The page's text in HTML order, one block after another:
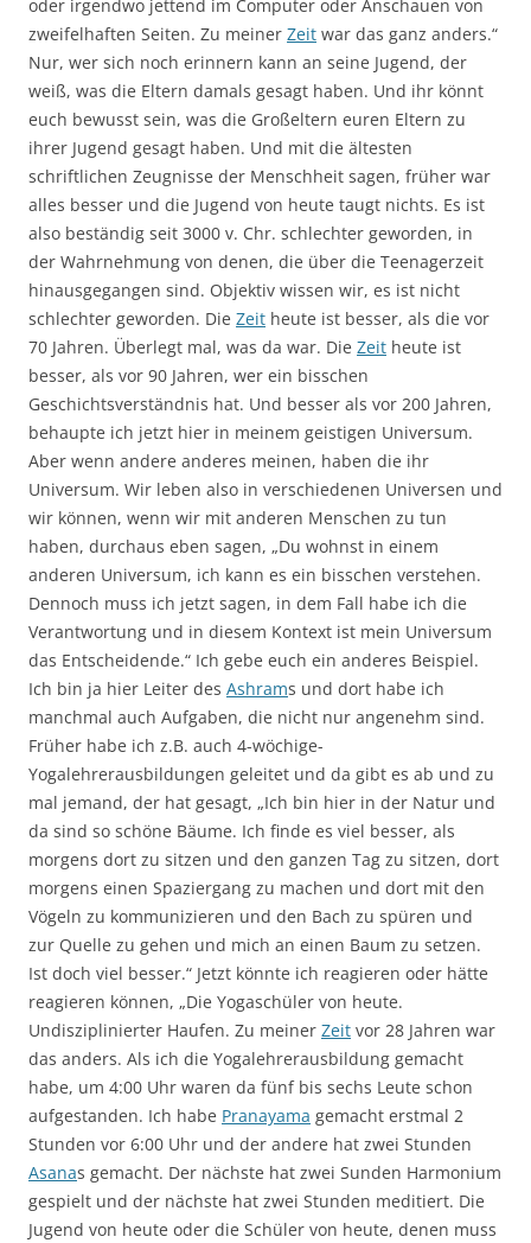
oder irgendwo jettend im Computer oder Anschauen von
zweifelhaften Seiten. Zu meiner Zeit war das ganz anders.“
Nur, wer sich noch erinnern kann an seine Jugend, der
weiß, was die Eltern damals gesagt haben. Und ihr könnt
euch bewusst sein, was die Großeltern euren Eltern zu
ihrer Jugend gesagt haben. Und mit die ältesten
schriftlichen Zeugnisse der Menschheit sagen, früher war
alles besser und die Jugend von heute taugt nichts. Es ist
also beständig seit 3000 v. Chr. schlechter geworden, in
der Wahrnehmung von denen, die über die Teenagerzeit
hinausgegangen sind. Objektiv wissen wir, es ist nicht
schlechter geworden. Die Zeit heute ist besser, als die vor
70 Jahren. Überlegt mal, was da war. Die Zeit heute ist
besser, als vor 90 Jahren, wer ein bisschen
Geschichtsverständnis hat. Und besser als vor 200 Jahren,
behaupte ich jetzt hier in meinem geistigen Universum.
Aber wenn andere anderes meinen, haben die ihr
Universum. Wir leben also in verschiedenen Universen und
wir können, wenn wir mit anderen Menschen zu tun
haben, durchaus eben sagen, „Du wohnst in einem
anderen Universum, ich kann es ein bisschen verstehen.
Dennoch muss ich jetzt sagen, in dem Fall habe ich die
Verantwortung und in diesem Kontext ist mein Universum
das Entscheidende.“ Ich gebe euch ein anderes Beispiel.
Ich bin ja hier Leiter des Ashrams und dort habe ich
manchmal auch Aufgaben, die nicht nur angenehm sind.
Früher habe ich z.B. auch 4-wöchige-
Yogalehrerausbildungen geleitet und da gibt es ab und zu
mal jemand, der hat gesagt, „Ich bin hier in der Natur und
da sind so schöne Bäume. Ich finde es viel besser, als
morgens dort zu sitzen und den ganzen Tag zu sitzen, dort
morgens einen Spaziergang zu machen und dort mit den
Vögeln zu kommunizieren und den Bach zu spüren und
zur Quelle zu gehen und mich an einen Baum zu setzen.
Ist doch viel besser.“ Jetzt könnte ich reagieren oder hätte
reagieren können, „Die Yogaschüler von heute.
Undisziplinierter Haufen. Zu meiner Zeit vor 28 Jahren war
das anders. Als ich die Yogalehrerausbildung gemacht
habe, um 4:00 Uhr waren da fünf bis sechs Leute schon
aufgestanden. Ich habe Pranayama gemacht erstmal 2
Stunden vor 6:00 Uhr und der andere hat zwei Stunden
Asanas gemacht. Der nächste hat zwei Sunden Harmonium
gespielt und der nächste hat zwei Stunden meditiert. Die
Jugend von heute oder die Schüler von heute, denen muss